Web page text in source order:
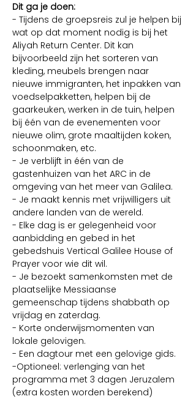
Dit ga je doen:
- Tijdens de groepsreis zul je helpen bij
wat op dat moment nodig is bij het
Aliyah Return Center. Dit kan
bijvoorbeeld zijn het sorteren van
kleding, meubels brengen naar
nieuwe immigranten, het inpakken van
voedselpakketten, helpen bij de
gaarkeuken, werken in de tuin, helpen
bij één van de evenementen voor
nieuwe olim, grote maaltijden koken,
schoonmaken, etc.
- Je verblijft in één van de
gastenhuizen van het ARC in de
omgeving van het meer van Galilea.
- Je maakt kennis met vrijwilligers uit
andere landen van de wereld.
- Elke dag is er gelegenheid voor
aanbidding en gebed in het
gebedshuis Vertical Galilee House of
Prayer voor wie dit wil.
- Je bezoekt samenkomsten met de
plaatselijke Messiaanse
gemeenschap tijdens shabbath op
vrijdag en zaterdag.
- Korte onderwijsmomenten van
lokale gelovigen.
- Een dagtour met een gelovige gids.
-Optioneel: verlenging van het
programma met 3 dagen Jeruzalem
(extra kosten worden berekend)